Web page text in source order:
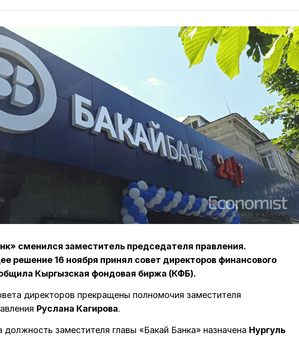
сменился заместитель председателя правления.
решение 16 ноября принял совет директоров финансового
Кыргызская фондовая биржа (КФБ).
директоров прекращены полномочия заместителя
Руслана Кагирова.
должность заместителя главы «Бакай Банка» назначена Нургуль